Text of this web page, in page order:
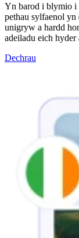
Yn barod i blymio i
pethau sylfaenol
unigryw a hardd
adeiladu eich
Dechrau